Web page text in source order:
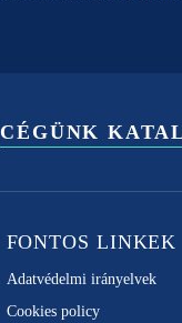
CÉGÜNK
FONTOS LINKEK
Adatvédelmi irányelvek
Cookies policy